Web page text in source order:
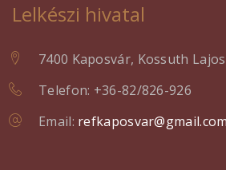
Lelkészi hivatal
7400 Kaposvár, Kossuth
Telefon: +36-82/826-926
Email: refkaposvar@gmail.com